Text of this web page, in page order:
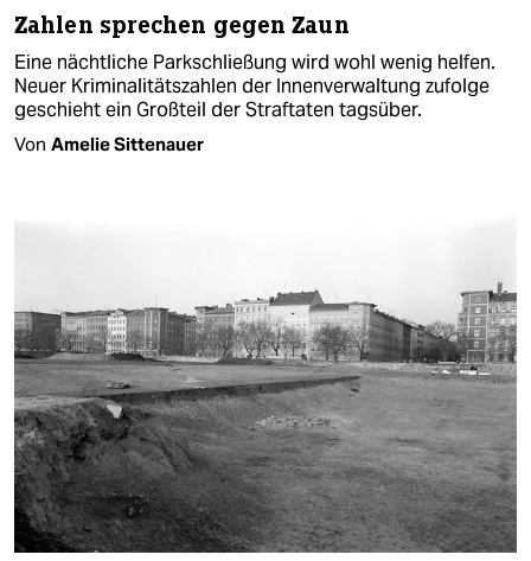
Zahlen sprechen gegen Zaun
Eine nächtliche Parkschließung wird wohl wenig helfen.
Neuer Kriminalitätszahlen der Innenverwaltung zufolge
geschieht ein Großteil der Straftaten tagsüber.
Von Amelie Sittenauer